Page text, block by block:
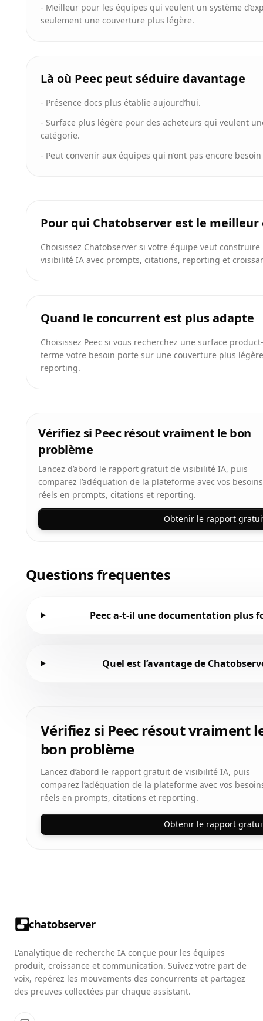
- Meilleur pour les équipes qui veulent un système
seulement une couverture plus légère.
Là où Peec peut séduire davantage
- Présence docs plus établie aujourd’hui.
- Surface plus légère pour des acheteurs qui veulent
catégorie.
- Peut convenir aux équipes qui n’ont pas encore
Pour qui Chatobserver est le meilleur
Choisissez Chatobserver si votre équipe veut
visibilité IA avec prompts, citations, reporting et
Quand le concurrent est plus adapte
Choisissez Peec si vous recherchez une surface
terme votre besoin porte sur une couverture plus
reporting.
Vérifiez si Peec résout vraiment le bon
problème
Lancez d’abord le rapport gratuit de visibilité IA, puis
comparez l’adéquation de la plateforme avec vos besoins
réels en prompts, citations et reporting.
Obtenir le rapport
Questions frequentes
Peec a-t-il une documentation plus
Quel est l’avantage de
Vérifiez si Peec résout vraiment
bon problème
Lancez d’abord le rapport gratuit de visibilité IA, puis
comparez l’adéquation de la plateforme avec vos
réels en prompts, citations et reporting.
Obtenir le rapport
chatobserver
L'analytique de recherche IA conçue pour les équipes
produit, croissance et communication. Suivez votre part de
voix, repérez les mouvements des concurrents et partagez
des preuves collectées par chaque assistant.